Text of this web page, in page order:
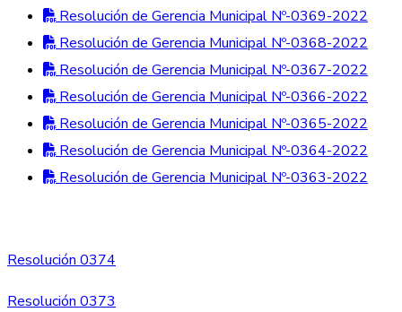
Resolución de Gerencia Municipal Nº-0369-2022
Resolución de Gerencia Municipal Nº-0368-2022
Resolución de Gerencia Municipal Nº-0367-2022
Resolución de Gerencia Municipal Nº-0366-2022
Resolución de Gerencia Municipal Nº-0365-2022
Resolución de Gerencia Municipal Nº-0364-2022
Resolución de Gerencia Municipal Nº-0363-2022
Resolución 0374
Resolución 0373